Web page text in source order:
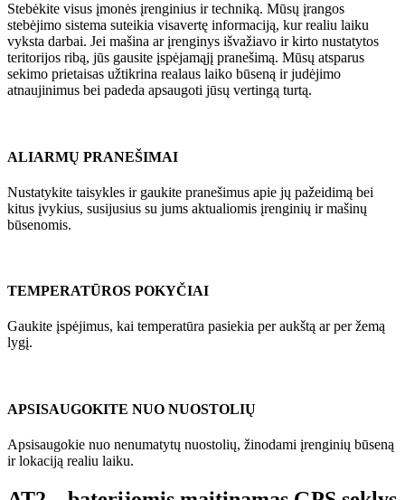
Stebėkite visus įmonės įrenginius ir techniką. Mūsų įrangos
stebėjimo sistema suteikia visavertę informaciją, kur realiu laiku
vyksta darbai. Jei mašina ar įrenginys išvažiavo ir kirto nustatytos
teritorijos ribą, jūs gausite įspėjamąjį pranešimą. Mūsų atsparus
sekimo prietaisas užtikrina realaus laiko būseną ir judėjimo
atnaujinimus bei padeda apsaugoti jūsų vertingą turtą.
ALIARMŲ PRANEŠIMAI
Nustatykite taisykles ir gaukite pranešimus apie jų pažeidimą bei
kitus įvykius, susijusius su jums aktualiomis įrenginių ir mašinų
būsenomis.
TEMPERATŪROS POKYČIAI
Gaukite įspėjimus, kai temperatūra pasiekia per aukštą ar per žemą
lygį.
APSISAUGOKITE NUO NUOSTOLIŲ
Apsisaugokie nuo nenumatytų nuostolių, žinodami įrenginių būseną
ir lokaciją realiu laiku.